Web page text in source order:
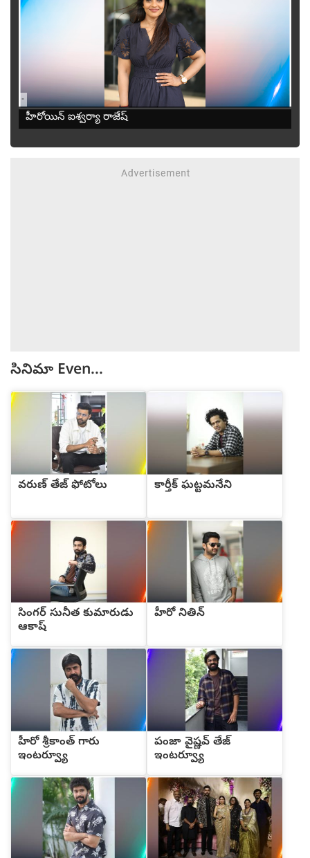
-
హీరోయిన్ ఐశ్వర్యా రాజేష్
సినిమా Even...
వరుణ్ తేజ్ ఫోటోలు కార్తీక్ ఘట్టమనేని
సింగర్ సునీత కుమారుడు
ఆకాష్
హీరో నితిన్
హీరో శ్రీకాంత్ గారు
ఇంటర్వ్యూ
పంజా వైష్ణవ్ తేజ్
ఇంటర్వ్యూ